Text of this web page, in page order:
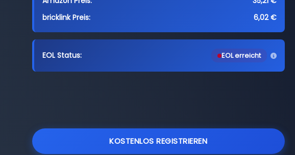
bricklink Preis:
6,02 €
EOL Status: EOL erreicht
KOSTENLOS REGISTRIEREN